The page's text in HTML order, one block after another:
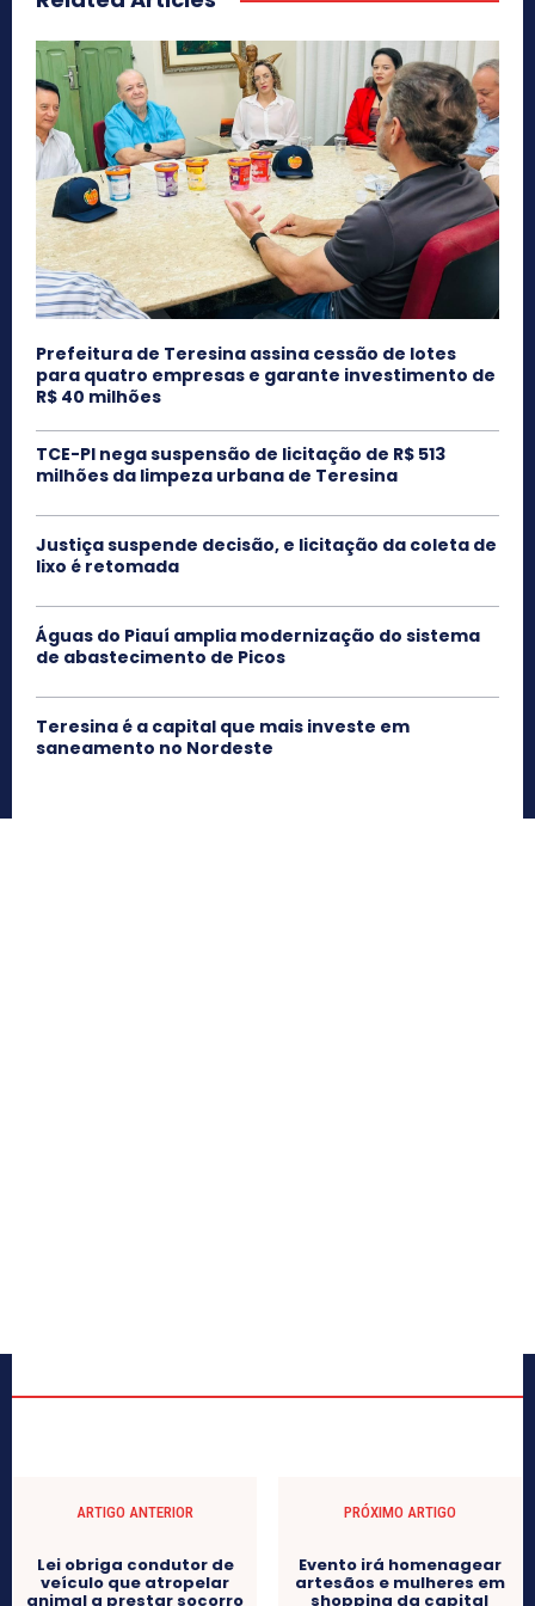
Prefeitura de Teresina assina cessão de lotes
para quatro empresas e garante investimento de
R$ 40 milhões
TCE-PI nega suspensão de licitação de R$ 513
milhões da limpeza urbana de Teresina
Justiça suspende decisão, e licitação da coleta de
lixo é retomada
Águas do Piauí amplia modernização do sistema
de abastecimento de Picos
Teresina é a capital que mais investe em
saneamento no Nordeste
ARTIGO ANTERIOR
Lei obriga condutor de
veículo que atropelar
animal a prestar socorro
PRÓXIMO ARTIGO
Evento irá homenagear
artesãos e mulheres em
shopping da capital